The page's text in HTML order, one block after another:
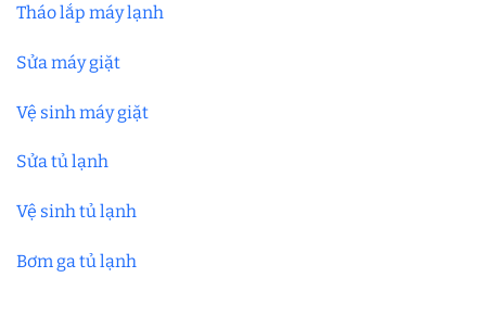
Tháo lắp máy lạnh
Sửa máy giặt
Vệ sinh máy giặt
Sửa tủ lạnh
Vệ sinh tủ lạnh
Bơm ga tủ lạnh